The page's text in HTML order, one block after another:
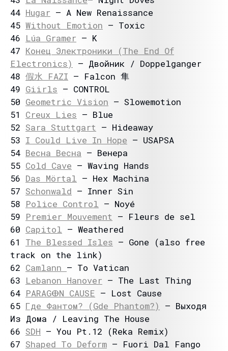
44 Hugar – A New Renaissance
45 Without Emotion – Toxic
46 Lúa Gramer – K
47 Конец Электроники (The End Of
Electronics)
– Двойник / Doppelganger
48 假⽔ FAZI – Falcon 隼
49 Giirls – CONTROL
50 Geometric Vision – Slowemotion
51 Creux Lies – Blue
52 Sara Stuttgart – Hideaway
53 I Could Live In Hope – USAPSA
54 Весна Весна – Венера
55 Cold Cave – Waving Hands
56 Das Mörtal – Hex Machina
57 Schonwald – Inner Sin
58 Police Control – Noyé
59 Premier Mouvement – Fleurs de sel
60 Capitol – Weathered
61 The Blessed Isles – Gone (also free
track on the link)
62 Camlann – To Vatican
63 Lebanon Hanover – The Last Thing
64 PARAGⴲN CAUSE – Lost Cause
65 Где Фантом? (Gde Phantom?)
– Выходя
Из Дома / Leaving The House
66 SDH – You Pt.12 (Reka Remix)
67 Shaped To Deform – Fuori Dal Fango